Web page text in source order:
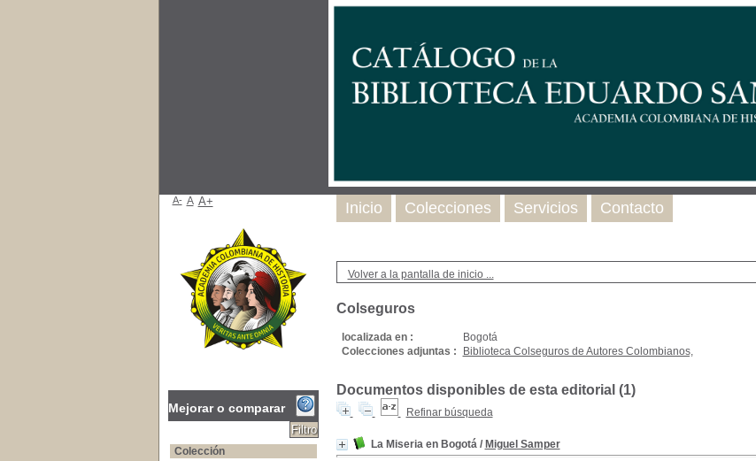
Volver a la pantalla de inicio ...
Colseguros
localizada en :
Bogotá
Colecciones adjuntas :
Biblioteca Colseguros de Autores Colombianos,
Documentos disponibles de esta editorial (1)
Refinar búsqueda
La Miseria en Bogotá/ Miguel Samper
Inicio Colecciones Servicios Contacto
A- A A+
Mejorar o comparar
Colección